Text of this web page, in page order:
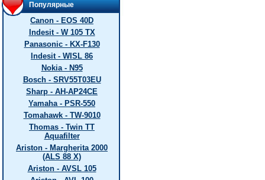
Популярные
Canon - EOS 40D
Indesit - W 105 TX
Panasonic - KX-F130
Indesit - WISL 86
Nokia - N95
Bosch - SRV55T03EU
Sharp - AH-AP24CE
Yamaha - PSR-550
Tomahawk - TW-9010
Thomas - Twin TT
Aquafilter
Ariston - Margherita 2000
(ALS 88 X)
Ariston - AVSL 105